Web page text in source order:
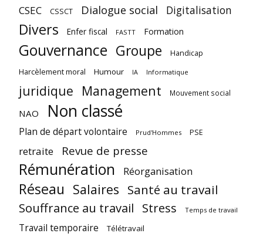
CSEC CSSCT Dialogue social Digitalisation
Divers Enfer fiscal FASTT Formation
Gouvernance Groupe Handicap
Harcèlement moral Humour IA Informatique
juridique Management Mouvement social
NAO Non classé
Plan de départ volontaire Prud'Hommes PSE
retraite Revue de presse
Rémunération Réorganisation
Réseau Salaires Santé au travail
Souffrance au travail Stress Temps de travail
Travail temporaire Télétravail